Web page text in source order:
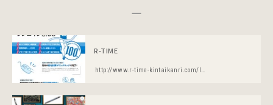
R-TIME
http://www.r-time-kintaikanri.com/lp1/